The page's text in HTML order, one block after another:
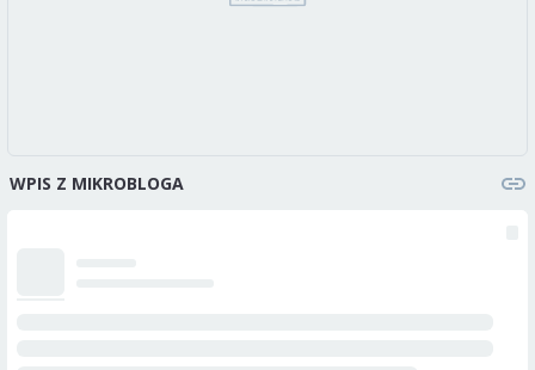
WPIS Z MIKROBLOGA